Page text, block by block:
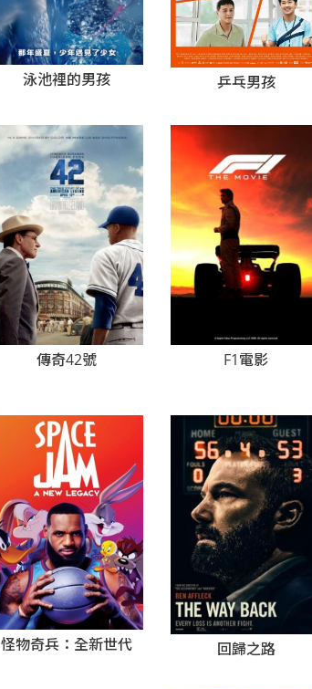
泳池裡的男孩 乒乓男孩
傳奇42號 F1電影
怪物奇兵：全新世代 回歸之路